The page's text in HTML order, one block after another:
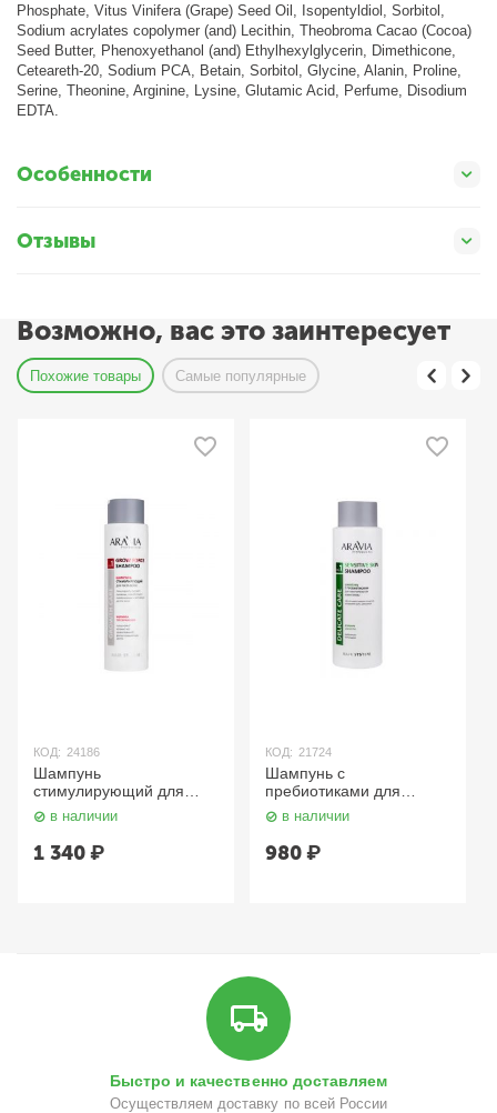
Phosphate, Vitus Vinifera (Grape) Seed Oil, Isopentyldiol, Sorbitol,
Sodium acrylates copolymer (and) Lecithin, Theobroma Cacao (Cocoa)
Seed Butter, Phenoxyethanol (and) Ethylhexylglycerin, Dimethicone,
Ceteareth-20, Sodium PCA, Betain, Sorbitol, Glycine, Alanin, Proline,
Serine, Theonine, Arginine, Lysine, Glutamic Acid, Perfume, Disodium
EDTA.
Особенности
Отзывы
Возможно, вас это заинтересует
Похожие товары Самые популярные
КОД: 24186
Шампунь
стимулирующий для
роста волос 420 мл
Aravia
в наличии
1 340₽
КОД: 21724
Шампунь с
пребиотиками для
чувствительной кожи
головы 400 мл Aravia
в наличии
980₽
Быстро и качественно доставляем
Осуществляем доставку по всей России